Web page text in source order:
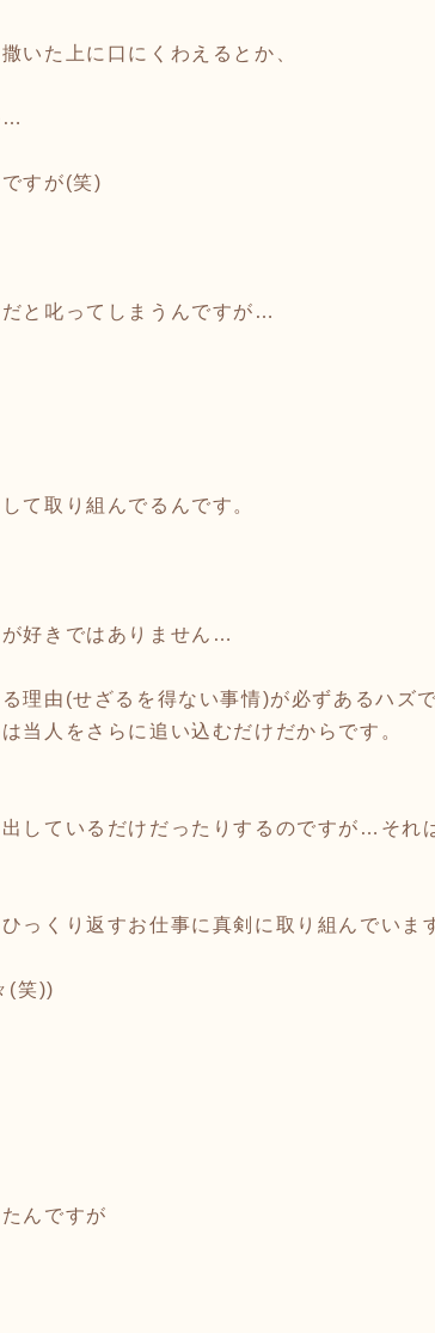
いた上に口にくわえるとか、
…
すが(笑)
と叱ってしまうんですが…
て取り組んでるんです。
好きではありません…
理由(せざるを得ない事情)が必ずあるハズ
当人をさらに追い込むだけだからです。
しているだけだったりするのですが…それ
っくり返すお仕事に真剣に取り組んでいま
(笑))
んですが